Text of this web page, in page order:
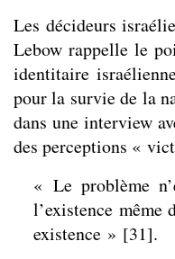
Les décideurs
Lebow rappelle le
identitaire
pour la survie de la
dans une interview
des perceptions «
« Le problème
l’existence
existence » [31].